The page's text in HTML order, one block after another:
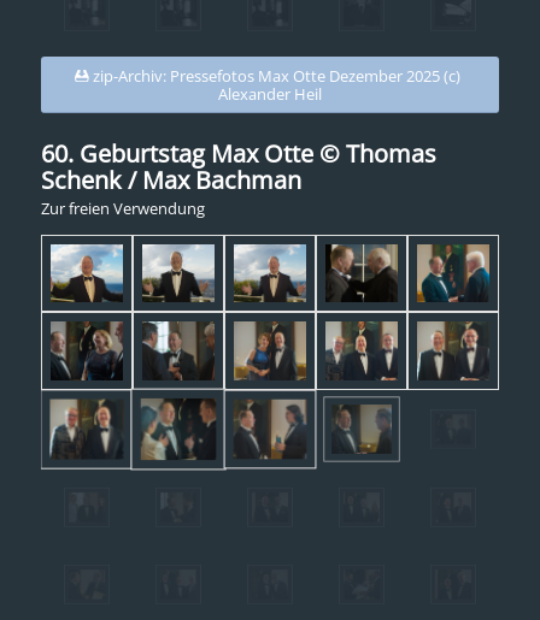
zip-Archiv: Pressefotos Max Otte Dezember 2025 (c)
Alexander Heil
60. Geburtstag Max Otte © Thomas
Schenk / Max Bachman
Zur freien Verwendung